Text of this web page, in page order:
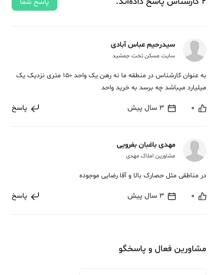
سیدرحیم عباس آبادی
سایت مسکن تخت جمشید
به عنوان کارشناس در منطقه ما نه رهن یک واحد 150 متری نزدیک یک
میلیارد میباشد چه برسد به خرید واحد
0 3 سال پیش پاسخ
مهدی باغبان بفرویی
مشاورین املاک مهدی
در مناطقی مثل حصارک بالا و آقا رضایی موجوده
0 3 سال پیش پاسخ
مشاورین فعال و پاسخگو